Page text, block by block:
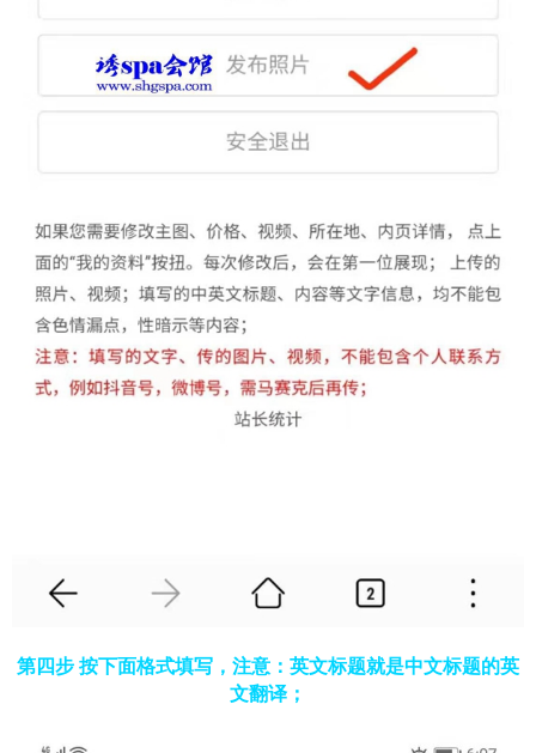
第四步 按下面格式填写，注意：英文标题就是中文标题的英
文翻译；